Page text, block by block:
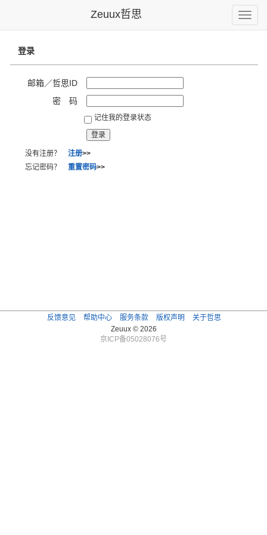
Toggle
Zeuux哲思
登录
邮箱／哲思ID
密 码
记住我的登录状态
没有注册？ 注册>>
忘记密码？ 重置密码>>
反馈意见 帮助中心 服务条款 版权声明
关于哲思
Zeuux © 2026
京ICP备05028076号